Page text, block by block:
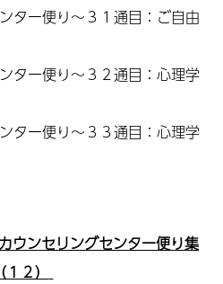
ター便り～３１通目：ご自由
ター便り～３２通目：心理学
ター便り～３３通目：心理学
ウンセリングセンター便り集
（１２）